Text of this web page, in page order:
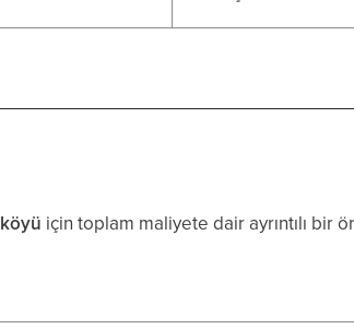
için toplam maliyete dair ayrıntılı bir